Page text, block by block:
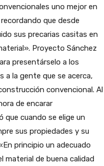
uno mejor en
que desde
sus precarias casitas en
Proyecto Sánchez
presentárselo a los
a la gente que se acerca,
convencional. Al
de encarar
cuando se elige un
sus propiedades y su
principio un adecuado
de buena calidad